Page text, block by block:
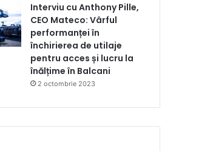
Interviu cu Anthony Pille,
CEO Mateco: Vârful
performanței în
închirierea de utilaje
pentru acces și lucru la
înălțime în Balcani
2 octombrie 2023